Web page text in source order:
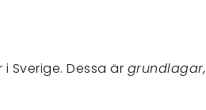
Sverige. Dessa är grundlagar,